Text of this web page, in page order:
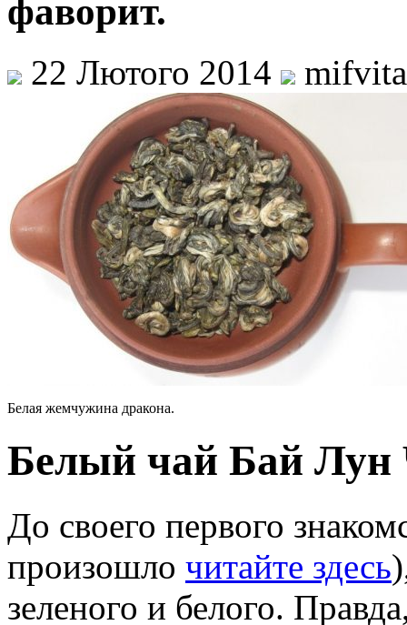
фаворит.
22 Лютого 2014
Белая жемчужина дракона.
Белый чай Бай
До своего первого
произошло читайте здесь
зеленого и белого.